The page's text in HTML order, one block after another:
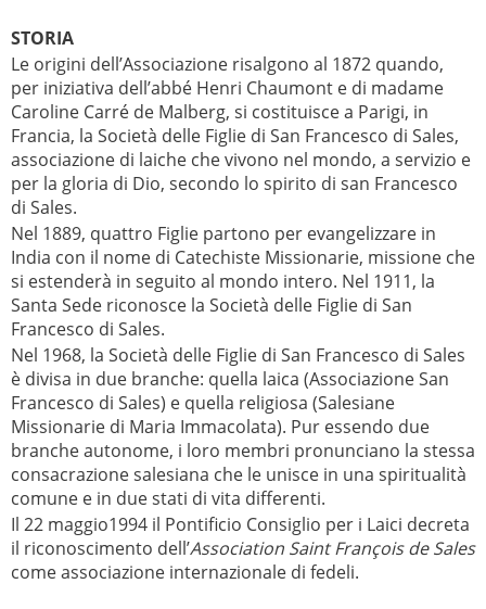
STORIA
Le origini dell’Associazione risalgono al 1872 quando,
per iniziativa dell’abbé Henri Chaumont e di madame
Caroline Carré de Malberg, si costituisce a Parigi, in
Francia, la Società delle Figlie di San Francesco di Sales,
associazione di laiche che vivono nel mondo, a servizio e
per la gloria di Dio, secondo lo spirito di san Francesco
di Sales.
Nel 1889, quattro Figlie partono per evangelizzare in
India con il nome di Catechiste Missionarie, missione che
si estenderà in seguito al mondo intero. Nel 1911, la
Santa Sede riconosce la Società delle Figlie di San
Francesco di Sales.
Nel 1968, la Società delle Figlie di San Francesco di Sales
è divisa in due branche: quella laica (Associazione San
Francesco di Sales) e quella religiosa (Salesiane
Missionarie di Maria Immacolata). Pur essendo due
branche autonome, i loro membri pronunciano la stessa
consacrazione salesiana che le unisce in una spiritualità
comune e in due stati di vita differenti.
Il 22 maggio1994 il Pontificio Consiglio per i Laici decreta
il riconoscimento dell’Association Saint François de Sales
come associazione internazionale di fedeli.